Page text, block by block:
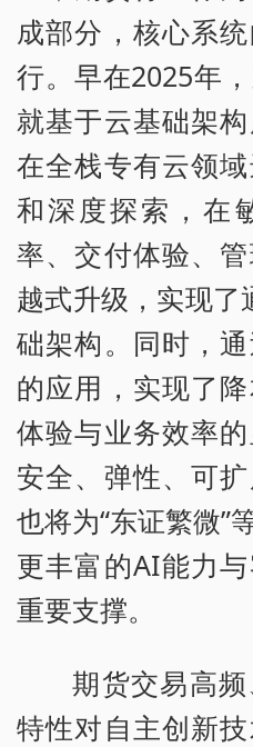
成部分，核心系
行。早在2025年
就基于云基础架
在全栈专有云领
和深度探索，在
率、交付体验、
越式升级，实现了
础架构。同时，
的应用，实现了
体验与业务效率的
安全、弹性、可
也将为“东证繁微”
更丰富的AI能力
重要支撑。
期货交易高
特性对自主创新